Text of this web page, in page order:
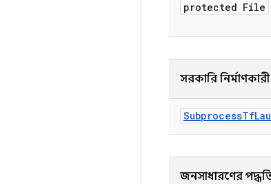
protected File
সরকারি নির্মাণকারী
SubprocessTf
জনসাধারণের